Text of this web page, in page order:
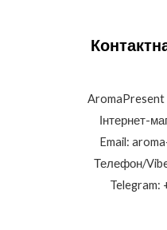
Інтернет-
Email:
Телефон/
Telegram: